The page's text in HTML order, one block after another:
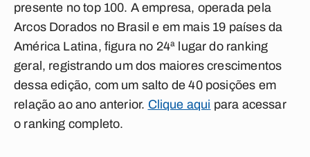
presente no top 100. A empresa, operada pela
Arcos Dorados no Brasil e em mais 19 países da
América Latina, figura no 24ª lugar do ranking
geral, registrando um dos maiores crescimentos
dessa edição, com um salto de 40 posições em
relação ao ano anterior. Clique aqui para acessar
o ranking completo.